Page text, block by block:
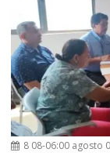
8 08-06:00 agosto